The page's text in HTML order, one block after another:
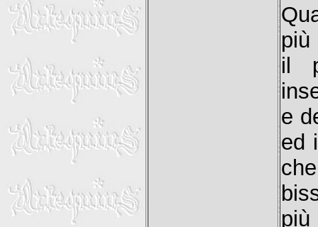
più
il
e
ed
più